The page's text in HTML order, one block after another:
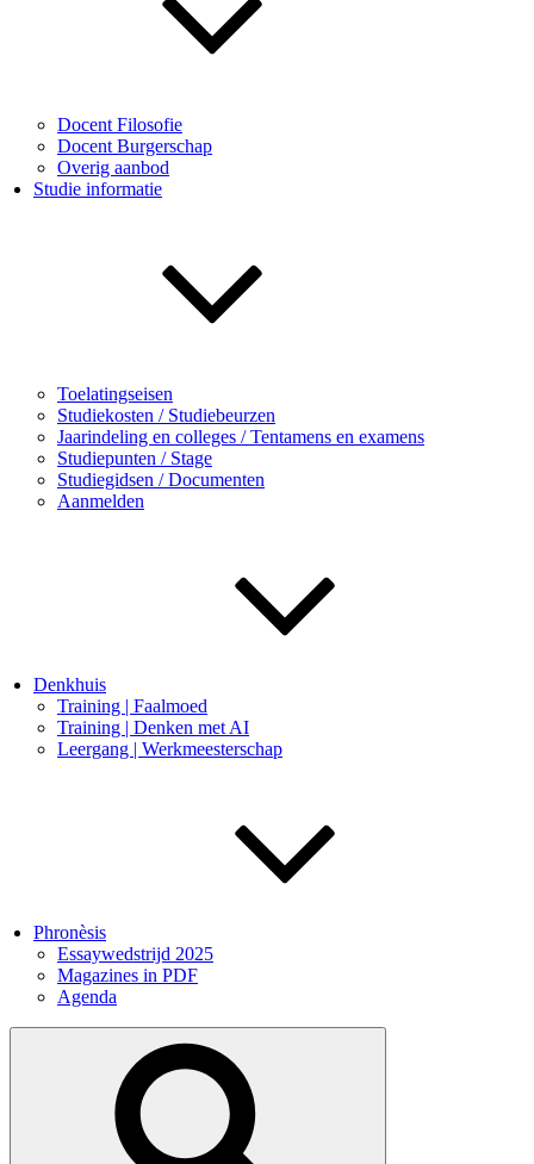
Docent Filosofie
Docent Burgerschap
Overig aanbod
Studie informatie
Toelatingseisen
Studiekosten / Studiebeurzen
Jaarindeling en colleges / Tentamens en examens
Studiepunten / Stage
Studiegidsen / Documenten
Aanmelden
Denkhuis
Training | Faalmoed
Training | Denken met AI
Leergang | Werkmeesterschap
Phronèsis
Essaywedstrijd 2025
Magazines in PDF
Agenda